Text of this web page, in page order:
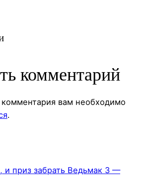
комментарий
вам необходимо
.
и приз забрать Ведьмак 3 —